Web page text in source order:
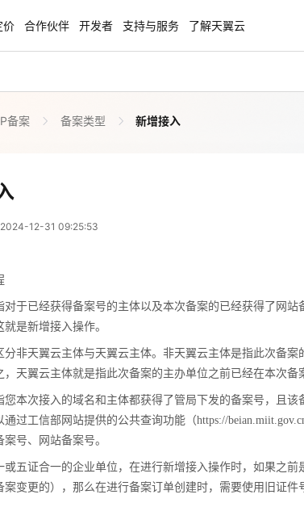
OpenClaw NEW
方案
扬帆出海，通达全球！
场特惠，2核4G只要1.8折起！
加入成为云推官，推荐新
心 HOT
费试用，快来开启云上之旅
天翼云用户体验官
价 合作伙伴 开发者 支持与服务 了解天翼云
备案 备案类型 新增接入
2024-12-31 09:25:53
01:25:53
是新增接入操作。
分非天翼云主体与天翼云主体。非天翼云主体是指此次备
，天翼云主体就是指此次备案的主办单位之前已经在本次备
您本次接入的域名和主体都获得了管局下发的备案号，且
通过工信部网站提供的公共查询功能（https://
案号、网站备案号。
或五证合一的企业单位，在进行新增接入操作时，如果之
案变更的），那么在进行备案订单创建时，需要使用旧证
三证合一前的证号可通过全国企业信用信息查询网站
查询。
对于已经获得备案号的主体以及本次备案的已经获得了网
是新增接入操作。
分非天翼云主体与天翼云主体。非天翼云主体是指此次备
，天翼云主体就是指此次备案的主办单位之前已经在本次备
您本次接入的域名和主体都获得了管局下发的备案号，且
通过工信部网站提供的公共查询功能（https://
号、网站备案号。
或五证合一的企业单位，在进行新增接入操作时，如果之
案变更的），那么在进行备案订单创建时，需要使用旧证